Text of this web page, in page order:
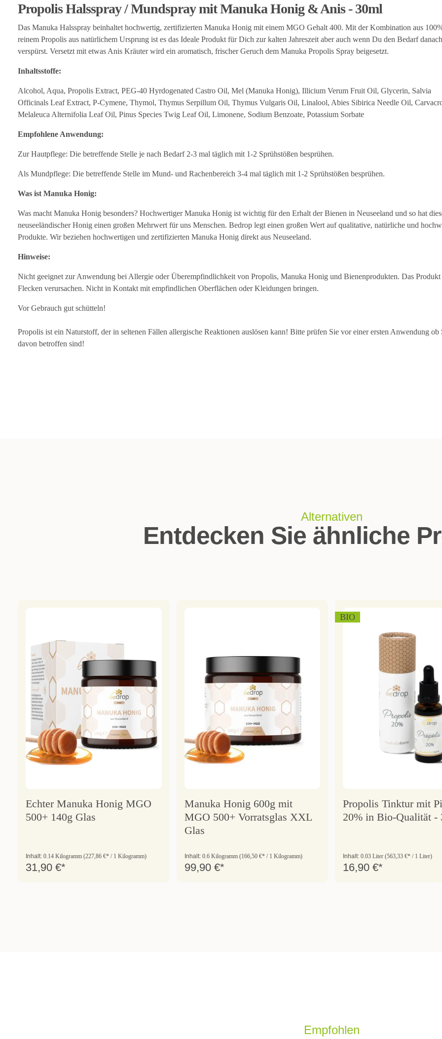
Propolis Halsspray / Mundspray mit Manuka Honig & Anis - 30ml
Das Manuka Halsspray beinhaltet hochwertig, zertifizierten Manuka Honig mit einem MGO Gehalt 400. Mit der Kombination aus
reinem Propolis aus natürlichem Ursprung ist es das Ideale Produkt für Dich zur kalten Jahreszeit aber auch wenn Du den Bedarf danach
verspürst. Versetzt mit etwas Anis Kräuter wird ein aromatisch, frischer Geruch dem Manuka Propolis Spray beigesetzt.
Inhaltsstoffe:
Alcohol, Aqua, Propolis Extract, PEG-40 Hyrdogenated Castro Oil, Mel (Manuka Honig), Illicium Verum Fruit Oil, Glycerin, Salvia
Officinals Leaf Extract, P-Cymene, Thymol, Thymus Serpillum Oil, Thymus Vulgaris Oil, Linalool, Abies Sibirica Needle Oil,
Melaleuca Alternifolia Leaf Oil, Pinus Species Twig Leaf Oil, Limonene, Sodium Benzoate, Potassium Sorbate
Empfohlene Anwendung:
Zur Hautpflege: Die betreffende Stelle je nach Bedarf 2-3 mal täglich mit 1-2 Sprühstößen besprühen.
Als Mundpflege: Die betreffende Stelle im Mund- und Rachenbereich 3-4 mal täglich mit 1-2 Sprühstößen besprühen.
Was ist Manuka Honig:
Was macht Manuka Honig besonders? Hochwertiger Manuka Honig ist wichtig für den Erhalt der Bienen in Neuseeland und so hat
neuseeländischer Honig einen großen Mehrwert für uns Menschen. Bedrop legt einen großen Wert auf qualitative, natürliche und
Produkte. Wir beziehen hochwertigen und zertifizierten Manuka Honig direkt aus Neuseeland.
Hinweise:
Nicht geeignet zur Anwendung bei Allergie oder Überempfindlichkeit von Propolis, Manuka Honig und Bienenprodukten. Das Produkt
Flecken verursachen. Nicht in Kontakt mit empfindlichen Oberflächen oder Kleidungen bringen.
Vor Gebrauch gut schütteln!
Propolis ist ein Naturstoff, der in seltenen Fällen allergische Reaktionen auslösen kann! Bitte prüfen Sie vor einer ersten Anwendung ob
davon betroffen sind!
Alternativen
Entdecken Sie ähnliche
Echter Manuka Honig MGO
500+ 140g Glas
Inhalt: 0.14 Kilogramm (227,86 €* / 1 Kilogramm)
31,90 €*
Manuka Honig 600g mit
MGO 500+ Vorratsglas XXL
Glas
Inhalt: 0.6 Kilogramm (166,50 €* / 1 Kilogramm)
99,90 €*
BIO
Propolis Tinktur mit
20% in Bio-Qualität -
Inhalt: 0.03 Liter (563,33 €* / 1 Liter)
16,90 €*
Empfohlen